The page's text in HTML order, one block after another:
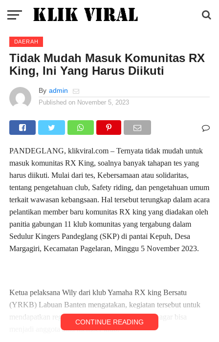
DAERAH
Tidak Mudah Masuk Komunitas RX
King, Ini Yang Harus Diikuti
By admin
Published on November 5, 2023
PANDEGLANG, klikviral.com – Ternyata tidak mudah untuk
masuk komunitas RX King, soalnya banyak tahapan tes yang
harus diikuti. Mulai dari tes, Kebersamaan atau solidaritas,
tentang pengetahuan club, Safety riding, dan pengetahuan umum
terkait wawasan kebangsaan. Hal tersebut terungkap dalam acara
pelantikan member baru komunitas RX king yang diadakan oleh
panitia gabungan 11 klub komunitas yang tergabung dalam
Sedulur Kingers Pandeglang (SKP) di pantai Kepuh, Desa
Margagiri, Kecamatan Pagelaran, Minggu 5 November 2023.
Ketua pelaksana Wily dari klub Yamaha RX king Bersatu
(YRKB) Labuan Banten mengatakan, kegiatan tersebut untuk
mendapatkan registrasi atau nomor keanggotaan agar bisa
menjadi anggota atau member klub.
CONTINUE READING